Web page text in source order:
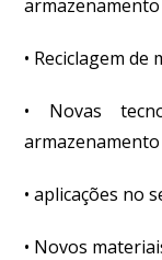
• Reciclagem
• Novas
• aplicações no
• Novos